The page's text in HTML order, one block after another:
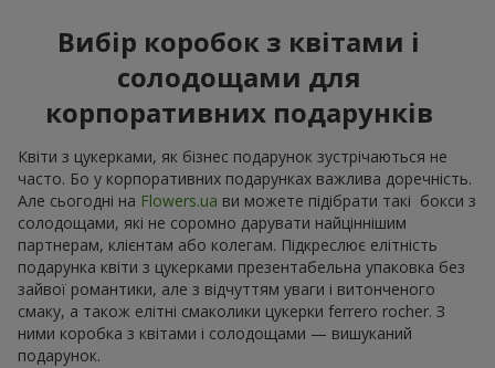
Вибір коробок з квітами і
солодощами для
корпоративних подарунків
Квіти з цукерками, як бізнес подарунок зустрічаються не
часто. Бо у корпоративних подарунках важлива доречність.
Але сьогодні на Flowers.ua ви можете підібрати такі бокси з
солодощами, які не соромно дарувати найціннішим
партнерам, клієнтам або колегам. Підкреслює елітність
подарунка квіти з цукерками презентабельна упаковка без
зайвої романтики, але з відчуттям уваги і витонченого
смаку, а також елітні смаколики цукерки ferrero rocher. З
ними коробка з квітами і солодощами — вишуканий
подарунок.